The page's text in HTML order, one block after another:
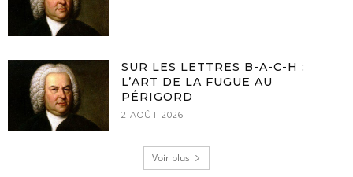
SUR LES LETTRES B-A-C-H :
L’ART DE LA FUGUE AU
PÉRIGORD
2 AOÛT 2026
Voir plus